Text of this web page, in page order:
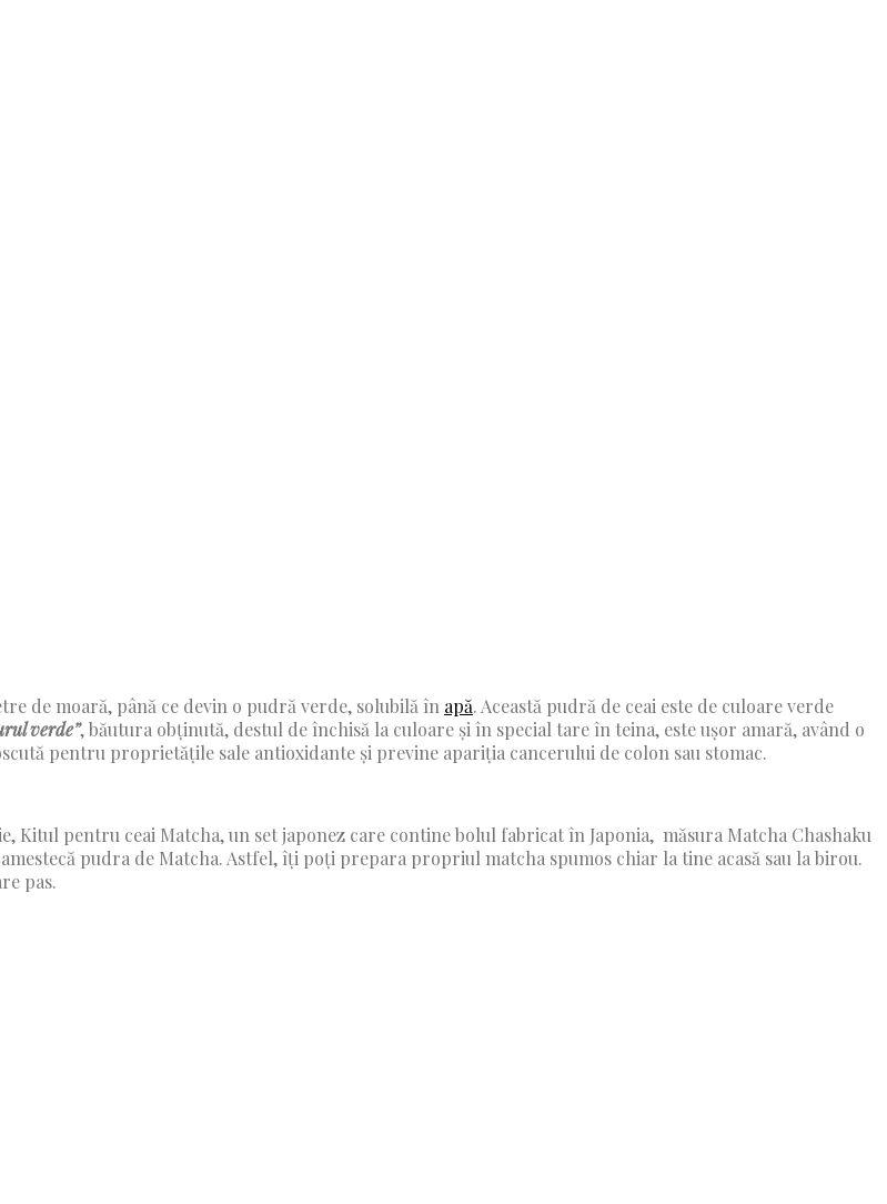
de moară, până ce devin o pudră verde, solubilă în apă. Această pudră de ceai este de culoare verde
verde”, băutura obținută, destul de închisă la culoare și în special tare în teina, este ușor amară, având o
pentru proprietățile sale antioxidante și previne apariția cancerului de colon sau stomac.
Kitul pentru ceai Matcha, un set japonez care contine bolul fabricat în Japonia, măsura Matcha Chashaku
pudra de Matcha. Astfel, îți poți prepara propriul matcha spumos chiar la tine acasă sau la birou.
pas.